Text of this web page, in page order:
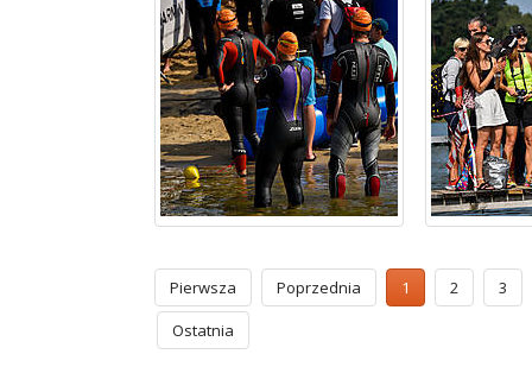
Pierwsza Poprzednia 1 2
3
Ostatnia